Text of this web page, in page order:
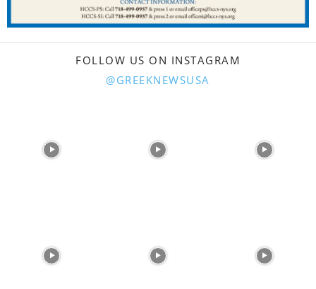
FOLLOW US ON INSTAGRAM
@GREEKNEWSUSA